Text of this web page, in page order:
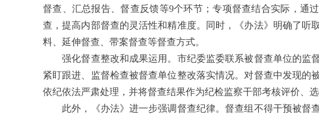
督查、汇总报告、督查反馈等9个环节；专项督查结合实际，通
查，提高内部督查的灵活性和精准度。同时，《办法》明确了听
料、延伸督查、带案督查等督查方式。
强化督查整改和成果运用。市纪委监委联系被督查单位的监
紧盯跟进、监督检查被督查单位整改落实情况。对督查中发现的
依纪依法严肃处理，并将督查结果作为纪检监察干部考核评价、
此外，《办法》进一步强调督查纪律。督查组不得干预被督